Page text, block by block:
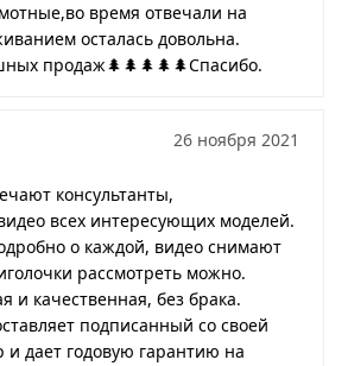
время отвечали на
осталась довольна.
продаж🌲🌲🌲🌲🌲Спасибо.
26 ноября 2021
консультанты,
всех интересующих моделей.
о каждой, видео снимают
рассмотреть можно.
и качественная, без брака.
подписанный со своей
и дает годовую гарантию на